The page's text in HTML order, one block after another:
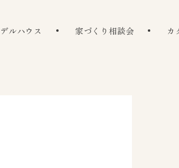
ルハウス 家づくり相談会 カ